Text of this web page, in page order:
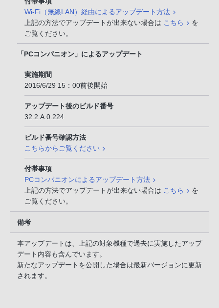
Wi-Fi（無線LAN）経由によるアップデート方法
上記の方法でアップデートが出来ない場合は こちら
を
ご覧ください。
「PCコンパニオン」によるアップデート
実施期間
2016/6/29 15：00前後開始
アップデート後のビルド番号
32.2.A.0.224
ビルド番号確認方法
こちらからご覧ください
付帯事項
PCコンパニオンによるアップデート方法
上記の方法でアップデートが出来ない場合は こちら
を
ご覧ください。
備考
本アップデートは、上記の対象機種で過去に実施したアップ
デート内容も含んでいます。
新たなアップデートを公開した場合は最新バージョンに更新
されます。